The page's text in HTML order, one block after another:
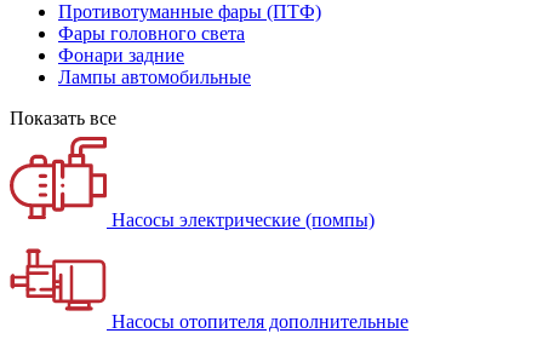
Противотуманные фары (ПТФ)
Фары головного света
Фонари задние
Лампы автомобильные
Показать все
Насосы электрические (помпы)
Насосы отопителя дополнительные